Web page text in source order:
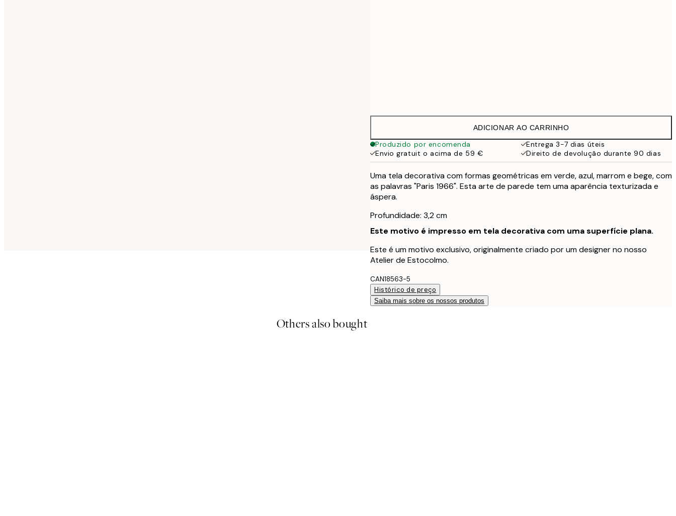
ADICIONAR AO CARRINHO
Produzido por encomenda
Entrega 3-7 dias úteis
Envio gratuit o acima de 59 €
Direito de devolução durante 90 dias
Uma tela decorativa com formas geométricas em verde, azul, marrom e bege, com
as palavras "Paris 1966". Esta arte de parede tem uma aparência texturizada e
áspera.
Profundidade: 3,2 cm
Este motivo é impresso em tela decorativa com uma superfície plana.
Este é um motivo exclusivo, originalmente criado por um designer no nosso
Atelier de Estocolmo.
CAN18563-5
Histórico de preço
Saiba mais sobre os nossos produtos
Others also bought